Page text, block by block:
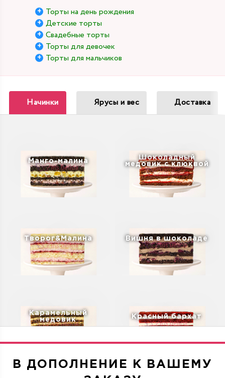
Торты на день рождения
Детские торты
Свадебные торты
Торты для девочек
Торты для мальчиков
Начинки Ярусы и вес Доставка
Манго-малина
Шоколадный
медовик с клюквой
Творог&Малина Вишня в шоколаде
Карамельный
медовик
Красный бархат
В ДОПОЛНЕНИЕ К ВАШЕМУ